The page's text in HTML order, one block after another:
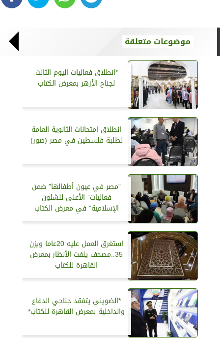
موضوعات متعلقة
*انطلاق فعاليات اليوم الثالث
لجناح الأزهر بمعرض الكتاب
انطلاق امتحانات الثانوية العامة
لطلبة فلسطين في مصر (صور)
”مصر في عيون أطفالها” ضمن
فعاليات” الأعلى للشئون
الإسلامية” في معرض الكتاب
استغرق العمل عليه 20عاما ويزن
35..مصحف يلفت الأنظار بمعرض
القاهرة للكتاب
*الضوينى يتفقد جناحي الدفاع
والداخلية بمعرض القاهرة للكتاب*